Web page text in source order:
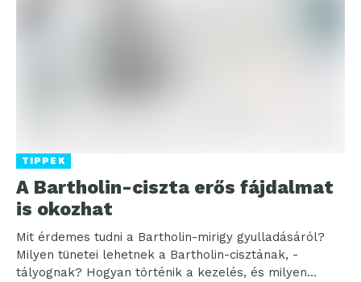
TIPPEK
A Bartholin-ciszta erős fájdalmat
is okozhat
Mit érdemes tudni a Bartholin-mirigy gyulladásáról?
Milyen tünetei lehetnek a Bartholin-cisztának, -
tályognak? Hogyan történik a kezelés, és milyen